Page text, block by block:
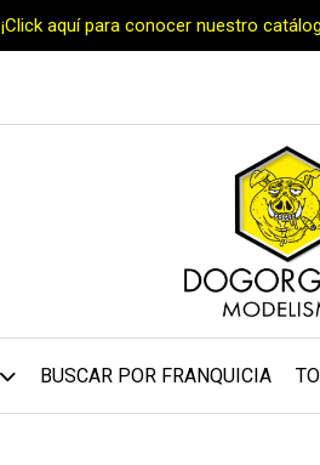
¡Click aquí para conocer nuestro
BUSCAR POR FRANQUICIA